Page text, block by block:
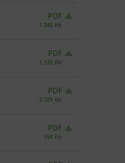
PDF
7.045 Kb
PDF
1.935 Kb
PDF
2.355 Kb
PDF
594 Kb